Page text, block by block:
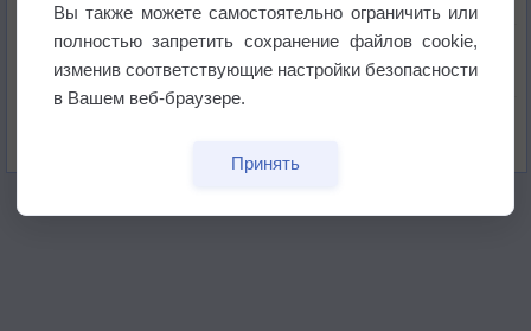
В Приморье обнаружены морские волны тепла
Изменение климата повлияло на ареал обитания
Вы также можете самостоятельно ограничить или
полностью запретить сохранение файлов cookie,
изменив соответствующие настройки безопасности
в Вашем веб-браузере.
Принять